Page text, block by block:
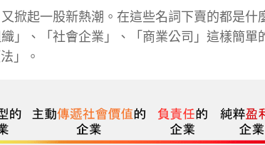
掀起一股新熱潮。在這些名詞下賣的都是什
」、「社會企業」、「商業公司」這樣簡單
」。